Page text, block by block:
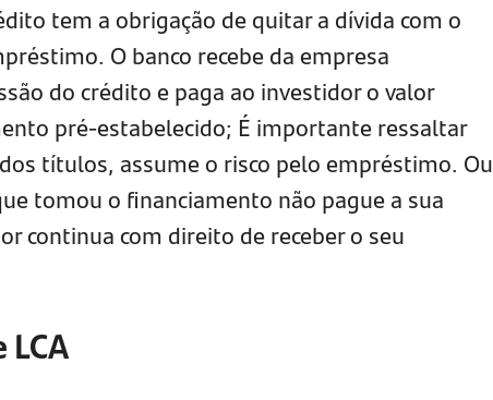
tem a obrigação de quitar a dívida com o
O banco recebe da empresa
do crédito e paga ao investidor o valor
pré-estabelecido; É importante ressaltar
títulos, assume o risco pelo empréstimo. Ou
tomou o financiamento não pague a sua
continua com direito de receber o seu